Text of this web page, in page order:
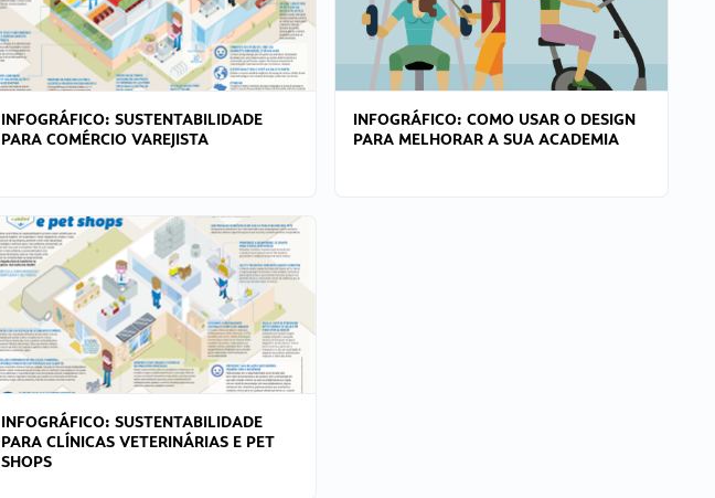
INFOGRÁFICO: SUSTENTABILIDADE
PARA COMÉRCIO VAREJISTA
INFOGRÁFICO: COMO USAR O DESIGN
PARA MELHORAR A SUA ACADEMIA
INFOGRÁFICO: SUSTENTABILIDADE
PARA CLÍNICAS VETERINÁRIAS E PET
SHOPS